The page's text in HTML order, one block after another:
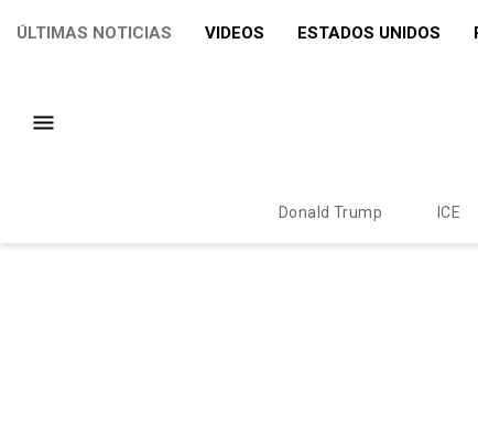
ÚLTIMAS NOTICIAS VIDEOS ESTADOS UNIDOS
Donald Trump ICE